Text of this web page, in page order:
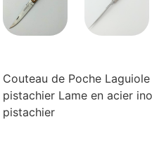
Couteau de Poche
pistachier Lame en acier
pistachier